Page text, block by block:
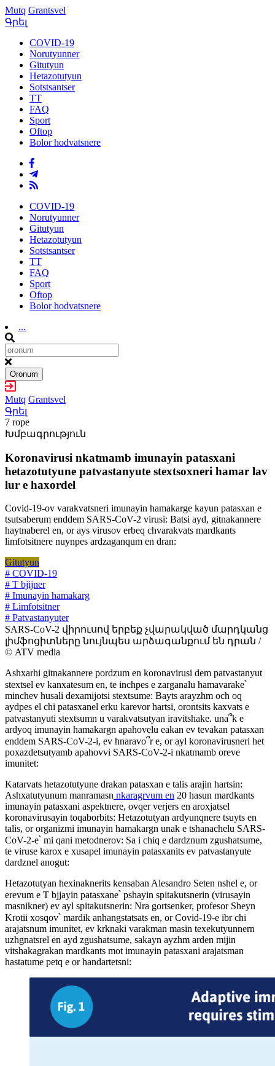
Mutq Grantsvel
Գրել
COVID-19
Norutyunner
Gitutyun
Hetazotutyun
Sotstsantser
TT
FAQ
Sport
Oftop
Bolor hodvatsnere
COVID-19
Norutyunner
Gitutyun
Hetazotutyun
Sotstsantser
TT
FAQ
Sport
Oftop
Bolor hodvatsnere
...
Oronum
Mutq Grantsvel
Գրել
7 rope
Խմբագրություն
Koronavirusi nkatmamb imunayin patasxani
hetazotutyune patvastanyute stextsoxneri hamar lav
lur e haxordel
Covid-19-ov varakvatsneri imunayin hamakarge kayun patasxan e
tsutsaberum enddem SARS-CoV-2 virusi: Batsi ayd, gitnakannere
haytnaberel en, or ays virusov erbeq chvarakvats mardkants
limfotsitnere nuynpes ardzaganqum en dran:
Gitutyun
# COVID-19
# T bjijner
# Imunayin hamakarg
# Limfotsitner
# Patvastanyuter
SARS-CoV-2 վիրուսով երբեք չվարակված մարդկանց
լիմֆոցիտները նույնպես արձագանքում են դրան /
© ATV media
Ashxarhi gitnakannere pordzum en koronavirusi dem patvastanyut
stextsel ev kanxatesum en, te inchpes e zarganalu hamavarake՝
minchev husali dexamijotsi stextsume: Bayts arayzhm och oq
aydpes el chi patasxanel erku karevor hartsi, orontsits kaxvats e
patvastanyuti stextsumn u varakvatsutyan iravitshake. una՞k e
ardyoq imunayin hamakargn apahovelu eakan ev tevakan patasxan
enddem SARS-CoV-2-i, ev hnaravo՞r e, or ayl koronavirusneri het
poxazdetsutyamb apahovvi SARS-CoV-2-i nkatmamb oreve
imunitet:
Katarvats hetazotutyune drakan patasxan e talis arajin hartsin:
Ashxatutyunum manramasn nkaragrvum en 20 hasun mardkants
imunayin patasxani aspektnere, ovqer verjers en aroxjatsel
koronavirusayin toqaborbits: Hetazotutyan ardyunqnere tsuyts en
talis, or organizmi imunayin hamakargn unak e tshanachelu SARS-
CoV-2-e՝ mi qani metodnerov: Sa i chiq e dardznum zgushatsume,
te viruse karox e xusapel imunayin patasxanits ev patvastanyute
dardznel anogut:
Hetazotutyan hexinaknerits kensaban Alesandro Seten nshel e, or
erevum e T bjjayin patasxane՝ pshayin spitakutsnerin (virusayin
masnikner) ev ayl spitakutsnerin: Nra gortsenker, profesor Sheyn
Krotii xosqov՝ mardik anhangstatsats en, or Covid-19-e ibr chi
arajatsnum imunitet, ev krknaki varakman masin texekutyunnern
uzhgnatsrel en ayd zgushatsume, sakayn ayzhm arden mijin
vitshakagrakan mardkants mot imunayin patasxani arajatsman
hastatume petq e or handartetsni: